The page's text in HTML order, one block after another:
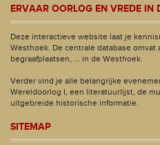
ERVAAR OORLOG EN VREDE IN
Deze interactieve website laat je
Westhoek. De centrale database
begraafplaatsen, ... in de Westhoek.
Verder vind je alle belangrijke
Wereldoorlog I, een literatuurlijst, de
uitgebreide historische informatie.
SITEMAP